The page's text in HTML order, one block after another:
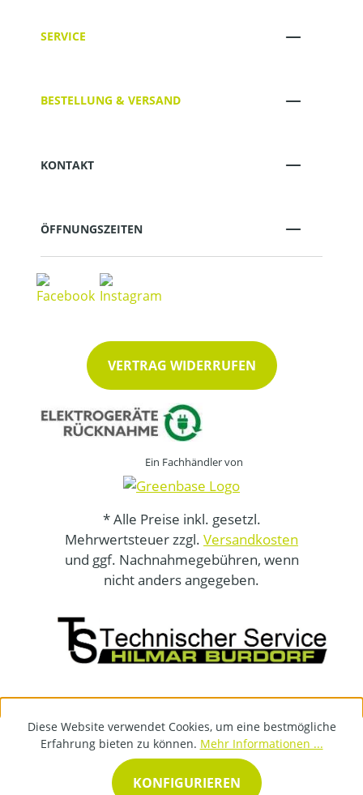
SERVICE
BESTELLUNG & VERSAND
KONTAKT
ÖFFNUNGSZEITEN
VERTRAG WIDERRUFEN
Ein Fachhändler von
* Alle Preise inkl. gesetzl.
Mehrwertsteuer zzgl. Versandkosten
und ggf. Nachnahmegebühren, wenn
nicht anders angegeben.
Diese Website verwendet Cookies, um eine bestmögliche
Erfahrung bieten zu können. Mehr Informationen ...
KONFIGURIEREN